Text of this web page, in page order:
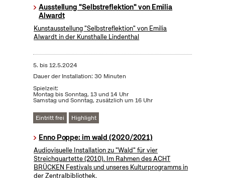
Ausstellung "Selbstreflektion" von Emilia
Alwardt
Kunstausstellung "Selbstreflektion" von Emilia
Alwardt in der Kunsthalle Lindenthal
5. bis12.5.2024
Dauer der Installation: 30 Minuten
Spielzeit:
Montag bis Sonntag, 13 und 14 Uhr
Samstag und Sonntag, zusätzlich um 16 Uhr
Eintritt frei Highlight
Enno Poppe: im wald (2020/2021)
Audiovisuelle Installation zu "Wald" für vier
Streichquartette (2010). Im Rahmen des ACHT
BRÜCKEN Festivals und unseres Kulturprogramms in
der Zentralbibliothek.